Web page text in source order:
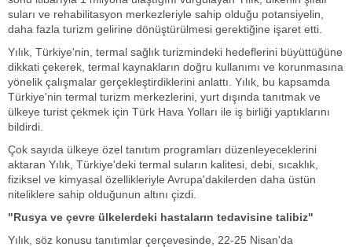
suları ve rehabilitasyon merkezleriyle sahip olduğu potansiyelin,
daha fazla turizm gelirine dönüştürülmesi gerektiğine işaret etti.
Yılık, Türkiye'nin, termal sağlık turizmindeki hedeflerini büyüttüğüne
dikkati çekerek, termal kaynakların doğru kullanımı ve korunmasına
yönelik çalışmalar gerçekleştirdiklerini anlattı. Yılık, bu kapsamda
Türkiye'nin termal turizm merkezlerini, yurt dışında tanıtmak ve
ülkeye turist çekmek için Türk Hava Yolları ile iş birliği yaptıklarını
bildirdi.
Çok sayıda ülkeye özel tanıtım programları düzenleyeceklerini
aktaran Yılık, Türkiye'deki termal suların kalitesi, debi, sıcaklık,
fiziksel ve kimyasal özellikleriyle Avrupa'dakilerden daha üstün
niteliklere sahip olduğunun altını çizdi.
"Rusya ve çevre ülkelerdeki hastaların tedavisine talibiz"
Yılık, söz konusu tanıtımlar çerçevesinde, 22-25 Nisan'da